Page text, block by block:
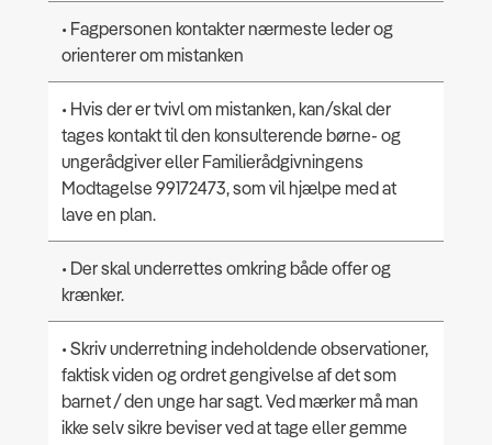
• Fagpersonen kontakter nærmeste leder og
orienterer om mistanken
• Hvis der er tvivl om mistanken, kan/skal der
tages kontakt til den konsulterende børne- og
ungerådgiver eller Familierådgivningens
Modtagelse 99172473, som vil hjælpe med at
lave en plan.
• Der skal underrettes omkring både offer og
krænker.
• Skriv underretning indeholdende observationer,
faktisk viden og ordret gengivelse af det som
barnet / den unge har sagt. Ved mærker må man
ikke selv sikre beviser ved at tage eller gemme